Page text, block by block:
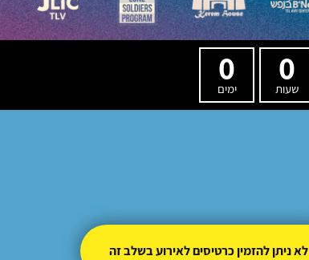
0
שעות
0
ימים
לא ניתן להזמין כרטיסים לאירוע בשלב זה